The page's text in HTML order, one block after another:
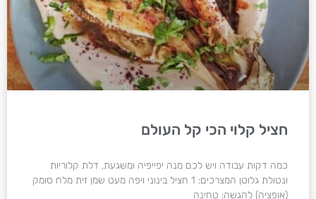
חציל קלוי הכי קל העולם
כמה דקות עבודה ויש לכם מנה יפייפיה ומשגעת, דלת קלוריות
ונטולת גלוטן המצרכים: 1 חציל בינוני ויפה מעט שמן זית מלח סומק
(אופציה) להגשה: טחינה